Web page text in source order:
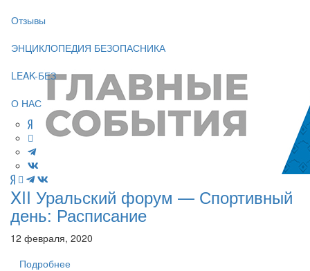
Отзывы
ЭНЦИКЛОПЕДИЯ БЕЗОПАСНИКА
LEAK-БЕЗ
О НАС
XII Уральский форум — Спортивный
день: Расписание
12 февраля, 2020
Подробнее